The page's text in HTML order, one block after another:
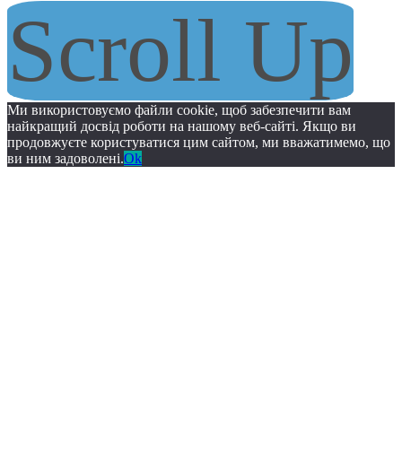
Scroll Up
Ми використовуємо файли cookie, щоб забезпечити вам
найкращий досвід роботи на нашому веб-сайті. Якщо ви
продовжуєте користуватися цим сайтом, ми вважатимемо, що
ви ним задоволені.Ok